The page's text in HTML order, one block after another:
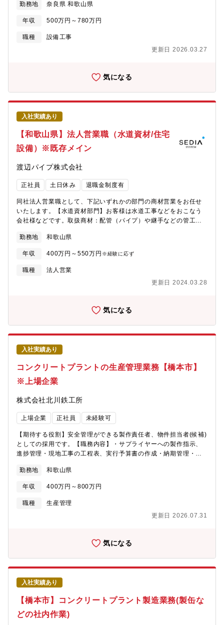
畿、中国、四国、九州、沖縄など全国の事業所 （希望考慮しま
す）※地域限定社員の処遇もあります。【全国の事業所】
https://www.daiwahouse.co.jp/officeHP/tohoku/index.asp#section1
さ【技術職の採用ページも是非ご覧ください】
勤務地 奈良県 和歌山県
年収 500万円～780万円
職種
設備工事
更新日 2026.03.27
気になる
入社実績あり
【和歌山県】法人営業職（水道資材/住宅
設備）※既存メイン
渡辺パイプ株式会社
正社員 土日休み 退職金制度有
同社法人営業職として、下記いずれかの部門の商材営業をお任せ
いたします。【水道資材部門】お客様は水道工事などをおこなう
会社様などです。取扱商材：配管（パイプ）や継手などの管工機
門】お客様は工務店様、リフォーム店様などです。取扱商材：住
宅設備や建材 等（ユニットバス・システムキッチンなどの住宅
設備、ドアや床材などの建材）
勤務地 和歌山県
年収 400万円～550万円 ※経験に応ず
職種
法人営業
更新日 2024.03.28
気になる
入社実績あり
コンクリートプラントの生産管理業務【橋本市】
※上場企業
株式会社北川鉄工所
上場企業 正社員 未経験可
【期待する役割】安全管理ができる製作責任者、物件担当者(候補)
としての採用です。【職務内容】・サプライヤーへの製作指示、
進捗管理・現地工事の工程表、実行予算書の作成・納期管理・現
既存サプライヤーに製作指示を行い、 完成までの進捗確認を行
います。 図面についての問い合わせにも対応します。(2)製作品
は現地工事を伴うものがほとんどであるため、 現地への搬入か
ら据付、試運転までの工程表を作成し、 それに基づいた製作納
い、 問題、課題をクリアにし安全を最優先とした 現地工程表
す。(4)現地工程表、実行予算書に基づき、 SVと連携をとりなが
ら搬入から引き渡しまでを行います。※出張頻度：週1回(1泊2日)
勤務地 和歌山県
年収 400万円～800万円
職種
生産管理
更新日 2026.07.31
気になる
入社実績あり
【橋本市】コンクリートプラント製造業務(製缶な
どの社内作業)